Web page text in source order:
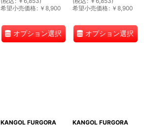
希望小売価格: ￥ 8,900
オプション選択
希望小売価格: ￥ 8,900
オプション選択
KANGOL FURGORA
KANGOL FURGORA